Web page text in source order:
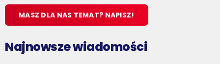
MASZ DLA NAS TEMAT? NAPISZ!
Najnowsze wiadomości